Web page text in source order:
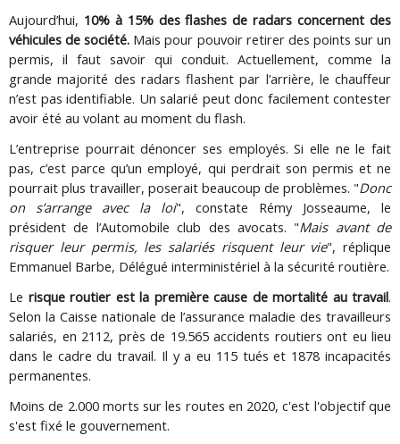
Aujourd’hui, 10% à 15% des flashes de radars concernent des
véhicules de société. Mais pour pouvoir retirer des points sur un
permis, il faut savoir qui conduit. Actuellement, comme la
grande majorité des radars flashent par l’arrière, le chauffeur
n’est pas identifiable. Un salarié peut donc facilement contester
avoir été au volant au moment du flash.
L’entreprise pourrait dénoncer ses employés. Si elle ne le fait
pas, c’est parce qu’un employé, qui perdrait son permis et ne
pourrait plus travailler, poserait beaucoup de problèmes. "Donc
on s’arrange avec la loi", constate Rémy Josseaume, le
président de l’Automobile club des avocats. "Mais avant de
risquer leur permis, les salariés risquent leur vie", réplique
Emmanuel Barbe, Délégué interministériel à la sécurité routière.
Le risque routier est la première cause de mortalité au travail.
Selon la Caisse nationale de l’assurance maladie des travailleurs
salariés, en 2112, près de 19.565 accidents routiers ont eu lieu
dans le cadre du travail. Il y a eu 115 tués et 1878 incapacités
permanentes.
Moins de 2.000 morts sur les routes en 2020, c'est l'objectif que
s'est fixé le gouvernement.